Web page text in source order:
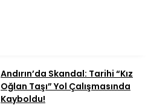
Andırın’da Skandal: Tarihi “Kız
Oğlan Taşı” Yol Çalışmasında
Kayboldu!